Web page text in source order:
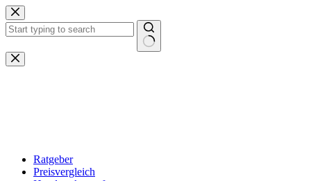
Zum
Inhalt
springen
Keine
Ergebnisse
Ratgeber
Preisvergleich